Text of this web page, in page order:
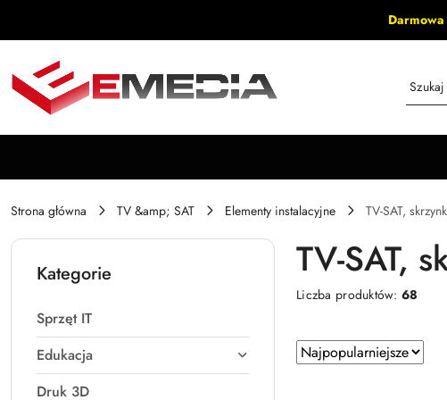
Strona główna TV &amp; SAT Elementy instalacyjne TV-SAT,
Kategorie
Sprzęt IT
Edukacja
Druk 3D
TV-SAT,
Liczba produktów:68
Zastosowano
sortowanie:
Sortuj
według